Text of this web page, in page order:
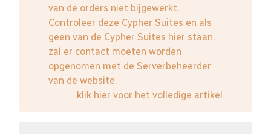
van de orders niet bijgewerkt.
Controleer deze Cypher Suites en als
geen van de Cypher Suites hier staan,
zal er contact moeten worden
opgenomen met de Serverbeheerder
van de website.
klik hier voor het volledige artikel